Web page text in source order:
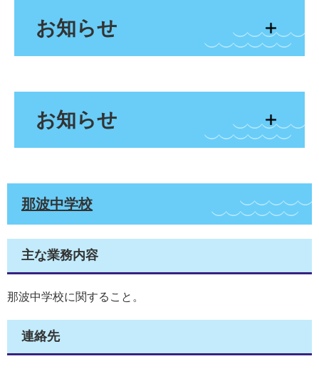
お知らせ
お知らせ
那波中学校
主な業務内容
那波中学校に関すること。
連絡先